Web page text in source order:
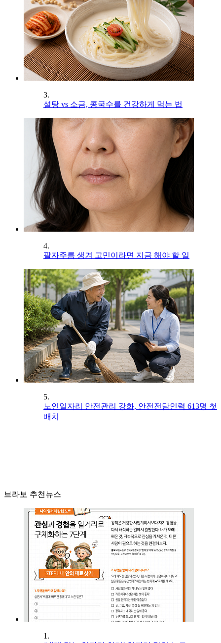
3.
설탕 vs 소금, 콩국수를 건강하게 먹는 법
4.
팔자주름 생겨 고민이라면 지금 해야 할 일
5.
노인일자리 안전관리 강화, 안전전담인력 613명 첫
배치
브라보 추천뉴스
1.